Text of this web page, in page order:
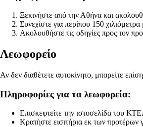
Ξεκινήστε από την Αθήνα και
Συνεχίστε για περίπου 150
Ακολουθήστε τις οδηγίες προς τον
Λεωφορείο
Αν δεν διαθέτετε αυτοκίνητο, μπορείτε
Πληροφορίες για τα λεωφορεία:
Επισκεφτείτε την ιστοσελίδα του
Κρατήστε εισιτήρια εκ των προτέρων